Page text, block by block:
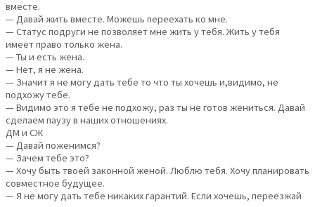
вместе.
— Давай жить вместе. Можешь переехать ко мне.
— Статус подруги не позволяет мне жить у тебя. Жить у тебя
имеет право только жена.
— Ты и есть жена.
— Нет, я не жена.
— Значит я не могу дать тебе то что ты хочешь и,видимо, не
подхожу тебе.
— Видимо это я тебе не подхожу, раз ты не готов жениться. Давай
сделаем паузу в наших отношениях.
ДМ и СЖ
— Давай поженимся?
— Зачем тебе это?
— Хочу быть твоей законной женой. Люблю тебя. Хочу планировать
совместное будущее.
— Я не могу дать тебе никаких гарантий. Если хочешь, переезжай